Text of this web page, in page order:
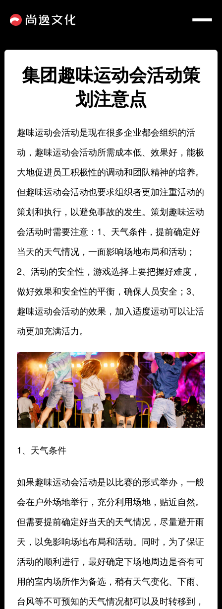
集团趣味运动会活动策
划注意点
趣味运动会活动是现在很多企业都会组织的活
动，趣味运动会活动所需成本低、效果好，能极
大地促进员工积极性的调动和团队精神的培养。
但趣味运动会活动也要求组织者更加注重活动的
策划和执行，以避免事故的发生。策划趣味运动
会活动时需要注意：1、天气条件，提前确定好
当天的天气情况，一面影响场地布局和活动；
2、活动的安全性，游戏选择上要把握好难度，
做好效果和安全性的平衡，确保人员安全；3、
趣味运动会活动的效果，加入适度运动可以让活
动更加充满活力。
1、天气条件
如果趣味运动会活动是以比赛的形式举办，一般
会在户外场地举行，充分利用场地，贴近自然。
但需要提前确定好当天的天气情况，尽量避开雨
天，以免影响场地布局和活动。同时，为了保证
活动的顺利进行，最好确定下场地周边是否有可
用的室内场所作为备选，稍有天气变化、下雨、
台风等不可预知的天气情况都可以及时转移到，